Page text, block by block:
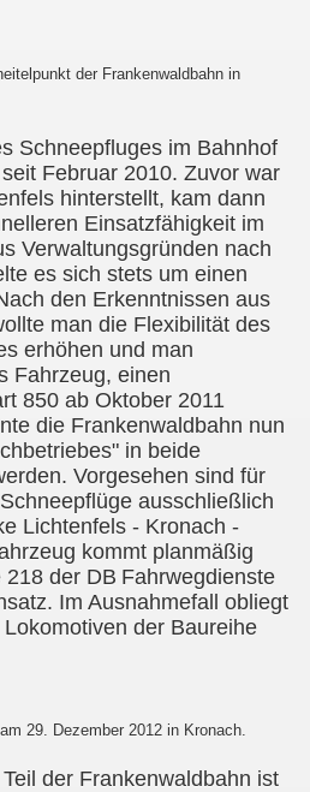
der Frankenwaldbahn in
Schneepfluges im Bahnhof
Februar 2010. Zuvor war
hinterstellt, kam dann
Einsatzfähigkeit im
Verwaltungsgründen nach
es sich stets um einen
den Erkenntnissen aus
man die Flexibilität des
erhöhen und man
Fahrzeug, einen
850 ab Oktober 2011
die Frankenwaldbahn nun
in beide
Vorgesehen sind für
ausschließlich
Lichtenfels - Kronach -
kommt planmäßig
218 der DB Fahrwegdienste
Im Ausnahmefall obliegt
der Baureihe
29. Dezember 2012 in Kronach.
Teil der Frankenwaldbahn ist